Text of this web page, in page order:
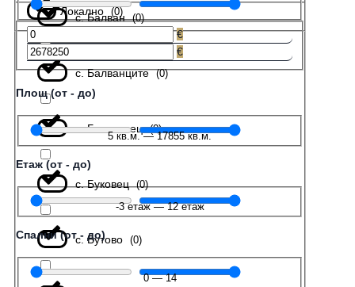
с. Балван (0)
с. Балванците (0)
с. Беляковец (0)
с. Буковец (0)
с. Бутово (0)
Локално (0)
€
€
Площ (от - до)
5кв.м.—17855кв.м.
Етаж (от - до)
-3етаж—12етаж
Спални (от - до)
0—14